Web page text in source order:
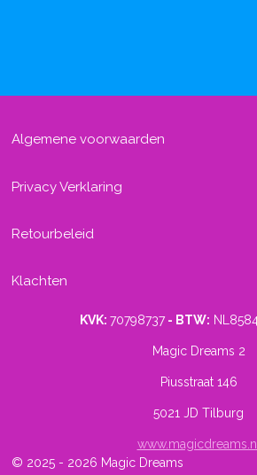
Algemene voorwaarden
Privacy Verklaring
Retourbeleid
Klachten
KVK: 70798737- BTW:
Magic Dreams 2
Piusstraat 146
5021 JD Tilburg
www.magicdreams.nl
© 2025 - 2026 Magic Dreams